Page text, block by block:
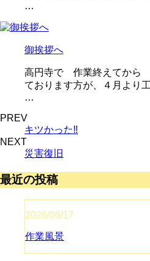
…
御挨拶へ
高円寺で 作業終えてから
ております方が、４月より
…
PREV
キツかった‼️
NEXT
災害復旧
最近の投稿
2026/06/17
作業風景